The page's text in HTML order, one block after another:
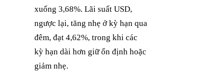
xuống 3,68%. Lãi suất USD,
ngược lại, tăng nhẹ ở kỳ hạn qua
đêm, đạt 4,62%, trong khi các
kỳ hạn dài hơn giữ ổn định hoặc
giảm nhẹ.